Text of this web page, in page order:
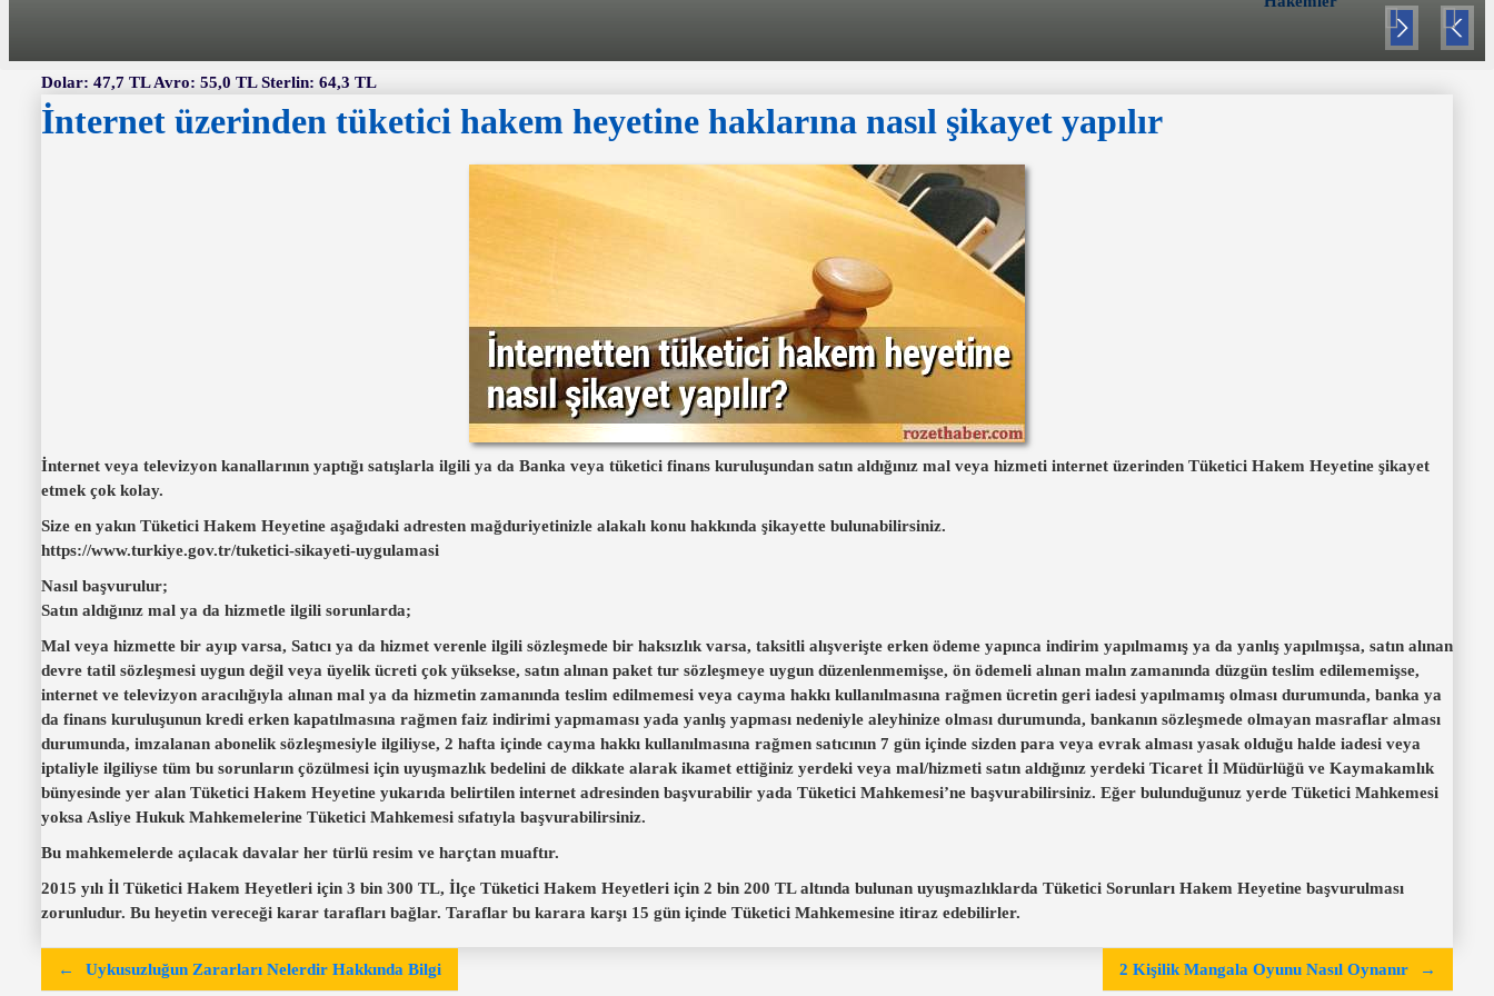
Pre
viou
Nex
t
Dolar: 47,7 TL Avro: 55,0 TL Sterlin: 64,3 TL
İnternet üzerinden tüketici hakem heyetine haklarına nasıl şikayet yapılır
İnternet veya televizyon kanallarının yaptığı satışlarla ilgili ya da Banka veya tüketici finans kuruluşundan satın aldığınız mal veya hizmeti internet üzerinden Tüketici Hakem Heyetine şikayet
etmek çok kolay.
Size en yakın Tüketici Hakem Heyetine aşağıdaki adresten mağduriyetinizle alakalı konu hakkında şikayette bulunabilirsiniz.
https://www.turkiye.gov.tr/tuketici-sikayeti-uygulamasi
Nasıl başvurulur;
Satın aldığınız mal ya da hizmetle ilgili sorunlarda;
Mal veya hizmette bir ayıp varsa, Satıcı ya da hizmet verenle ilgili sözleşmede bir haksızlık varsa, taksitli alışverişte erken ödeme yapınca indirim yapılmamış ya da yanlış yapılmışsa, satın alınan
devre tatil sözleşmesi uygun değil veya üyelik ücreti çok yüksekse, satın alınan paket tur sözleşmeye uygun düzenlenmemişse, ön ödemeli alınan malın zamanında düzgün teslim edilememişse,
internet ve televizyon aracılığıyla alınan mal ya da hizmetin zamanında teslim edilmemesi veya cayma hakkı kullanılmasına rağmen ücretin geri iadesi yapılmamış olması durumunda, banka ya
da finans kuruluşunun kredi erken kapatılmasına rağmen faiz indirimi yapmaması yada yanlış yapması nedeniyle aleyhinize olması durumunda, bankanın sözleşmede olmayan masraflar alması
durumunda, imzalanan abonelik sözleşmesiyle ilgiliyse, 2 hafta içinde cayma hakkı kullanılmasına rağmen satıcının 7 gün içinde sizden para veya evrak alması yasak olduğu halde iadesi veya
iptaliyle ilgiliyse tüm bu sorunların çözülmesi için uyuşmazlık bedelini de dikkate alarak ikamet ettiğiniz yerdeki veya mal/hizmeti satın aldığınız yerdeki Ticaret İl Müdürlüğü ve Kaymakamlık
bünyesinde yer alan Tüketici Hakem Heyetine yukarıda belirtilen internet adresinden başvurabilir yada Tüketici Mahkemesi’ne başvurabilirsiniz. Eğer bulunduğunuz yerde Tüketici Mahkemesi
yoksa Asliye Hukuk Mahkemelerine Tüketici Mahkemesi sıfatıyla başvurabilirsiniz.
Bu mahkemelerde açılacak davalar her türlü resim ve harçtan muaftır.
2015 yılı İl Tüketici Hakem Heyetleri için 3 bin 300 TL, İlçe Tüketici Hakem Heyetleri için 2 bin 200 TL altında bulunan uyuşmazlıklarda Tüketici Sorunları Hakem Heyetine başvurulması
zorunludur. Bu heyetin vereceği karar tarafları bağlar. Taraflar bu karara karşı 15 gün içinde Tüketici Mahkemesine itiraz edebilirler.
Uykusuzluğun Zararları Nelerdir Hakkında Bilgi 2 Kişilik Mangala Oyunu Nasıl Oynanır